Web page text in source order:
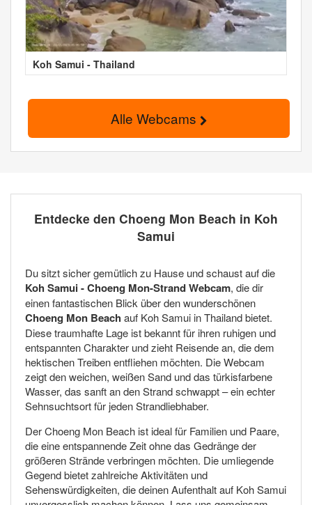
Koh Samui - Thailand
Alle Webcams
Entdecke den Choeng Mon Beach in Koh
Samui
Du sitzt sicher gemütlich zu Hause und schaust auf die
Koh Samui - Choeng Mon-Strand Webcam, die dir
einen fantastischen Blick über den wunderschönen
Choeng Mon Beach auf Koh Samui in Thailand bietet.
Diese traumhafte Lage ist bekannt für ihren ruhigen und
entspannten Charakter und zieht Reisende an, die dem
hektischen Treiben entfliehen möchten. Die Webcam
zeigt den weichen, weißen Sand und das türkisfarbene
Wasser, das sanft an den Strand schwappt – ein echter
Sehnsuchtsort für jeden Strandliebhaber.
Der Choeng Mon Beach ist ideal für Familien und Paare,
die eine entspannende Zeit ohne das Gedränge der
größeren Strände verbringen möchten. Die umliegende
Gegend bietet zahlreiche Aktivitäten und
Sehenswürdigkeiten, die deinen Aufenthalt auf Koh Samui